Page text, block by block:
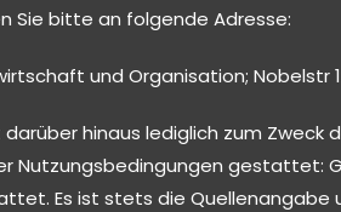
Sie bitte an folgende Adresse:
und Organisation; Nobelstr
darüber hinaus lediglich zum
Nutzungsbedingungen gestattet:
Es ist stets die Quellenangabe